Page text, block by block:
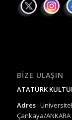
BIZE ULAŞIN
ATATÜRK
Adres :
Çankaya/